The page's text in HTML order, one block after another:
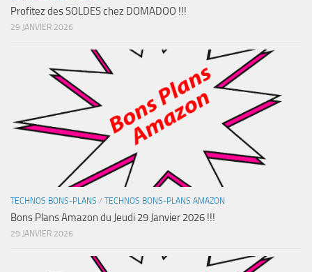
Profitez des SOLDES chez DOMADOO !!!
29 JANVIER 2026
TECHNOS BONS-PLANS / TECHNOS BONS-PLANS AMAZON
Bons Plans Amazon du Jeudi 29 Janvier 2026 !!!
29 JANVIER 2026